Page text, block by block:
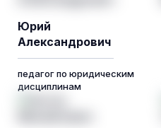
Юрий
Александрович
педагог по юридическим
дисциплинам